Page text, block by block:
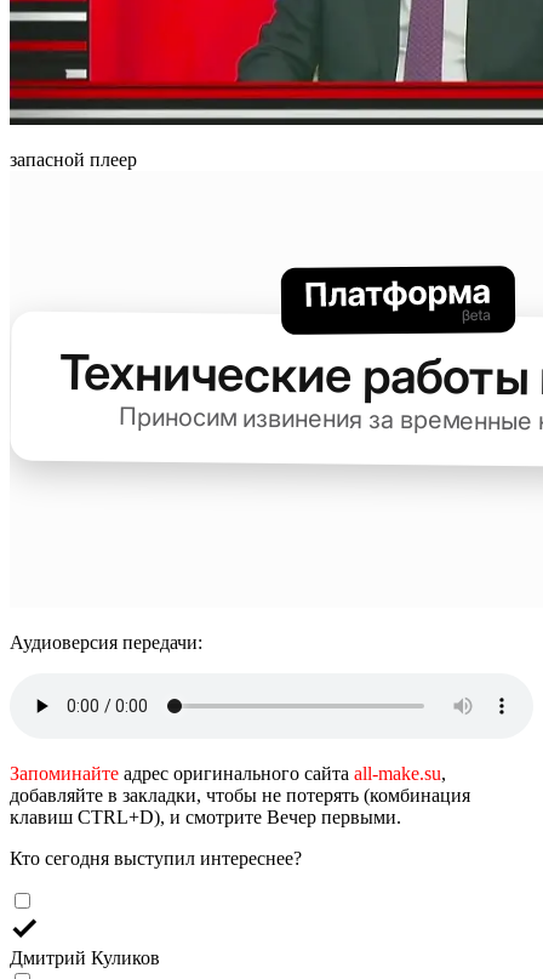
запасной плеер
Аудиоверсия передачи:
Запоминайте адрес оригинального сайта all-make.su,
добавляйте в закладки, чтобы не потерять (комбинация
клавиш CTRL+D), и смотрите Вечер первыми.
Кто сегодня выступил интереснее?
Дмитрий Куликов